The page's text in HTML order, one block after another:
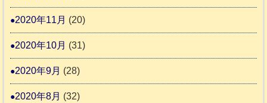
2020年11月 (20)
2020年10月 (31)
2020年9月 (28)
2020年8月 (32)